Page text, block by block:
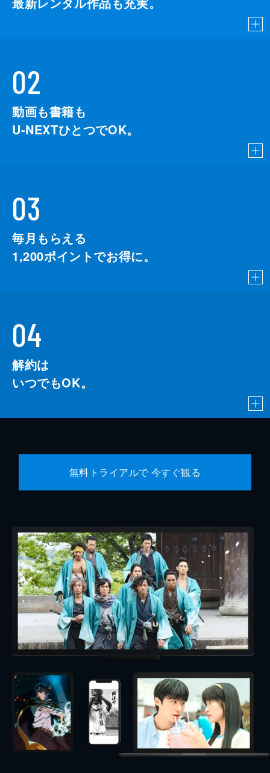
02
動画も書籍も
U-NEXTひとつでOK。
03
毎月もらえる
1,200ポイントでお得に。
04
解約は
いつでもOK。
無料トライアルで 今すぐ観る